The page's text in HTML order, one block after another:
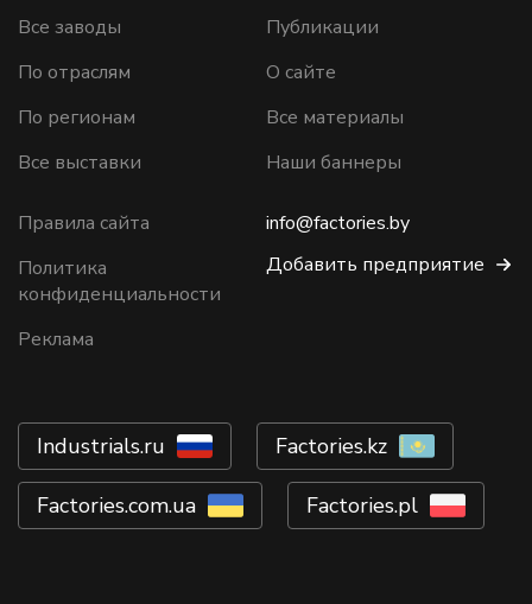
Все заводы
По отраслям
По регионам
Все выставки
Публикации
О сайте
Все материалы
Наши баннеры
Правила сайта
Политика
конфиденциальности
Реклама
info@factories.by
Добавить предприятие
Industrials.ru Factories.kz
Factories.com.ua Factories.pl